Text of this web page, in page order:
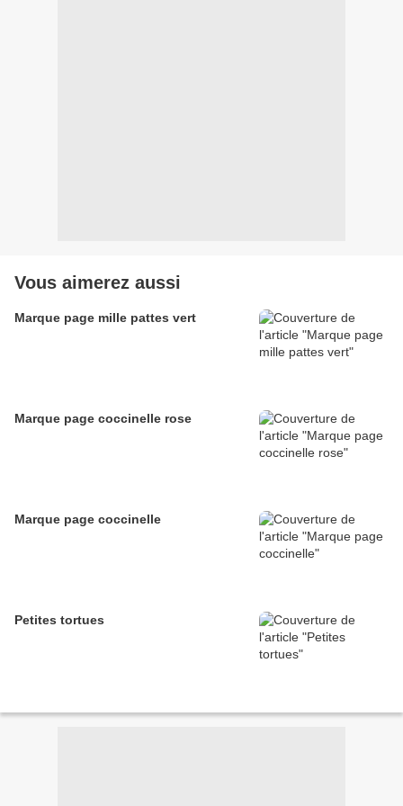
Vous aimerez aussi
Marque page mille pattes vert
Marque page coccinelle rose
Marque page coccinelle
Petites tortues